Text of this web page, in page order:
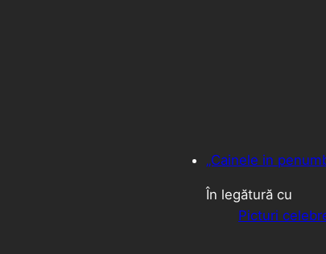
„Cainele in
În legătură cu
Picturi